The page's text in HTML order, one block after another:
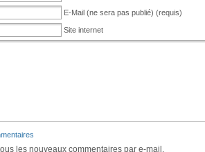
E-Mail (ne sera pas publié) (requis)
Site internet
les nouveaux commentaires par e-mail.